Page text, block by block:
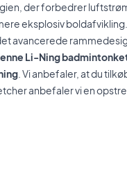
der forbedrer
eksplosiv boldafvikling.
avancerede
Li-Ning
. Vi anbefaler, at du
anbefaler vi en